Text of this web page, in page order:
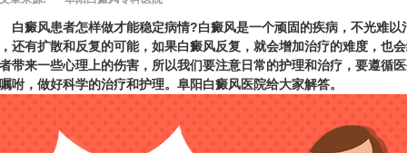
风患者怎样做才能稳定病情?白癜风是一个顽固的疾病，不光难以
还有扩散和反复的可能，如果白癜风反复，就会增加治疗的难度，也
带来一些心理上的伤害，所以我们要注意日常的护理和治疗，要遵循
咐，做好科学的治疗和护理。 阜阳白癜风医院给大家解答。